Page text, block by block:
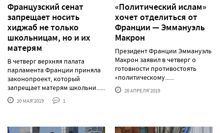
Французский сенат
запрещает носить
хиджаб не только
школьницам, но и их
матерям
В четверг верхняя палата
парламента Франции приняла
законопроект, который
запрещает матерям школьни......
20 МАЯ'2019 1
«Политический ислам»
хочет отделиться от
Франции — Эммануэль
Макрон
Президент Франции Эммануэль
Макрон заявил в четверг о
готовности противостоять
«политическому......
26 АПРЕЛЯ'2019